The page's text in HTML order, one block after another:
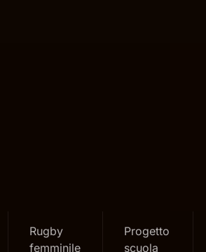
Rugby
femminile
Progetto
scuola